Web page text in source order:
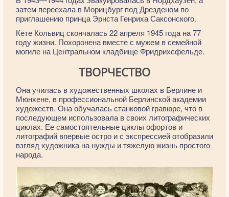
затем переехала в Морицбург под Дрезденом по
приглашению принца Эрнста Генриха Саксонского.
Кете Кольвиц скончалась 22 апреля 1945 года на 77
году жизни. Похоронена вместе с мужем в семейной
могиле на Центральном кладбище Фридрихсфельде.
ТВОРЧЕСТВО
Она училась в художественных школах в Берлине и
Мюнхене, в профессиональной Берлинской академии
художеств. Она обучалась станковой гравюре, что в
последующем использовала в своих литографических
циклах. Ее самостоятельные циклы офортов и
литографий впервые остро и с экспрессией отобразили
взгляд художника на нужды и тяжелую жизнь простого
народа.